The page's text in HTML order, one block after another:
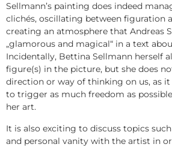
Sellmann’s painting does indeed
clichés, oscillating between figuration
creating an atmosphere that Andreas
„glamorous and magical“ in a text
Incidentally, Bettina Sellmann herself
figure(s) in the picture, but she does
direction or way of thinking on us, as
to trigger as much freedom as
her art.
It is also exciting to discuss topics
and personal vanity with the artist in